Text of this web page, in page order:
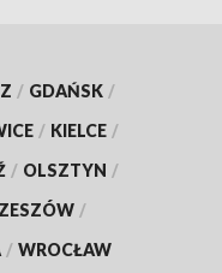
/ GDAŃSK /
/ KIELCE /
/ OLSZTYN /
/
/ WROCŁAW